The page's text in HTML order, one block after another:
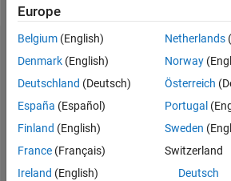
Python
Please
login
to
endorse
this
person
Europe
Belgium (English)
Denmark (English)
Deutschland (Deutsch)
España (Español)
Finland (English)
France (Français)
Ireland (English)
Netherlands
Norway
Österreich
Portugal
Sweden
Switzerland
Deutsch